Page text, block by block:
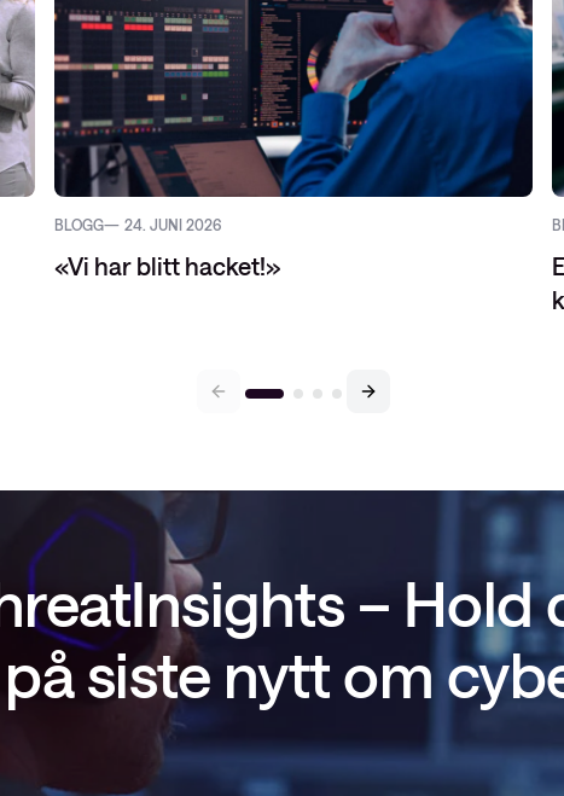
BLOGG 24. JUNI 2026
«Vi har blitt hacket!»
– Hold
siste nytt om